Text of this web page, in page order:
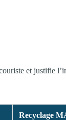
et justifie
Recyclage